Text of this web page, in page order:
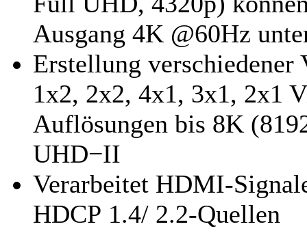
Ausgang 4K @60Hz
Erstellung verschiedener
1x2, 2x2, 4x1, 3x1, 2x1
Auflösungen bis 8K
UHD−II
Verarbeitet HDMI-
HDCP 1.4/ 2.2-Quellen